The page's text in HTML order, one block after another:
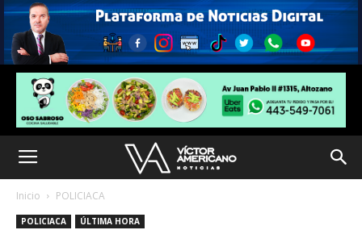
Inicio POLICIACA
POLICIACA ÚLTIMA HORA